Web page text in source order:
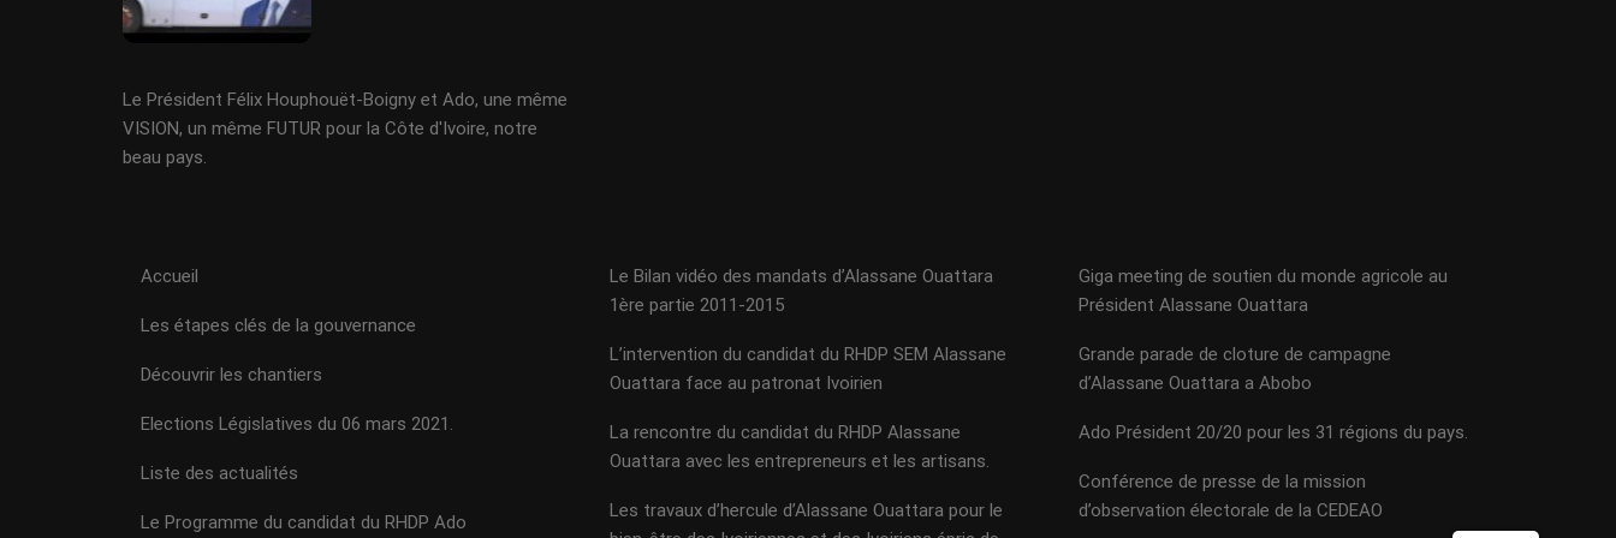
Le Président Félix Houphouët-Boigny et Ado, une même
VISION, un même FUTUR pour la Côte d'Ivoire, notre
beau pays.
Accueil
Les étapes clés de la gouvernance
Découvrir les chantiers
Elections Législatives du 06 mars 2021.
Liste des actualités
Le Programme du candidat du RHDP Ado
Le Bilan vidéo des mandats d’Alassane Ouattara
1ère partie 2011-2015
L’intervention du candidat du RHDP SEM Alassane
Ouattara face au patronat Ivoirien
La rencontre du candidat du RHDP Alassane
Ouattara avec les entrepreneurs et les artisans.
Les travaux d’hercule d’Alassane Ouattara pour le
Giga meeting de soutien du monde agricole au
Président Alassane Ouattara
Grande parade de cloture de campagne
d’Alassane Ouattara a Abobo
Ado Président 20/20 pour les 31 régions du pays.
Conférence de presse de la mission
d’observation électorale de la CEDEAO